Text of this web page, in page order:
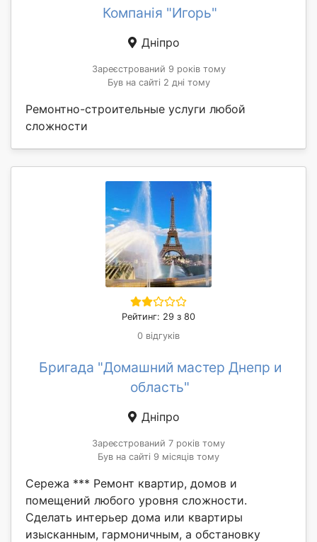
Компанія "Игорь"
Дніпро
Зареєстрований 9 років тому
Був на сайті 2 дні тому
Ремонтно-строительные услуги любой
сложности
Рейтинг: 29 з 80
0 відгуків
Бригада "Домашний мастер Днепр и
область"
Дніпро
Зареєстрований 7 років тому
Був на сайті 9 місяців тому
Сережа *** Ремонт квартир, домов и
помещений любого уровня сложности.
Сделать интерьер дома или квартиры
изысканным, гармоничным, а обстановку